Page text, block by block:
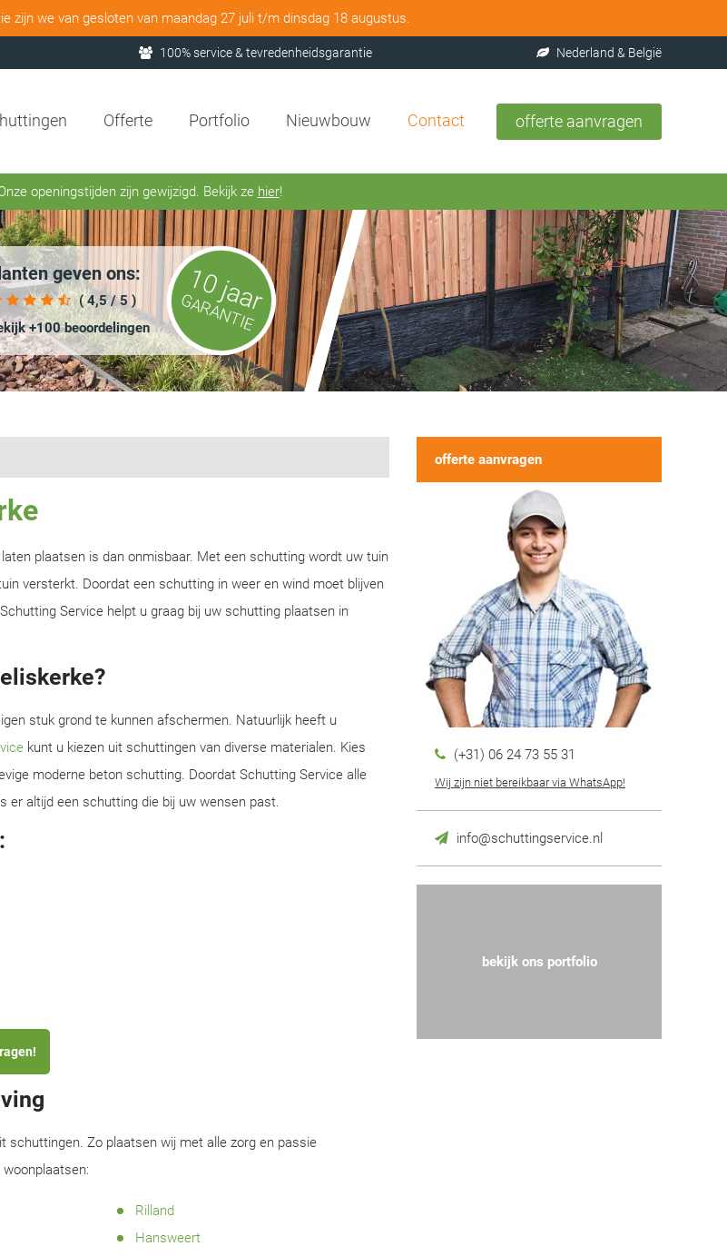
zijn we van gesloten van maandag 27 juli t/m dinsdag 18 augustus.
100% service & tevredenheidsgarantie Nederland & België
Offerte Portfolio Nieuwbouw Contact offerte aanvragen
openingstijden zijn gewijzigd. Bekijk ze hier!
geven ons:
( 4,5 / 5 )
+100 beoordelingen
10 jaar
GARANTIE
plaatsen is dan onmisbaar. Met een schutting wordt uw tuin
versterkt. Doordat een schutting in weer en wind moet blijven
Service helpt u graag bij uw schutting plaatsen in
stuk grond te kunnen afschermen. Natuurlijk heeft u
kunt u kiezen uit schuttingen van diverse materialen. Kies
moderne beton schutting. Doordat Schutting Service alle
er altijd een schutting die bij uw wensen past.
schuttingen. Zo plaatsen wij met alle zorg en passie
Rilland
Hansweert
offerte aanvragen
(+31) 06 24 73 55 31
Wij zijn niet bereikbaar via WhatsApp!
info@schuttingservice.nl
bekijk ons portfolio